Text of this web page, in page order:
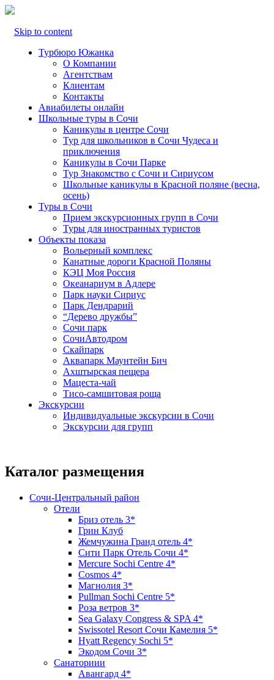
Skip to content
Турбюро Южанка
О Компании
Агентствам
Клиентам
Контакты
Авиабилеты онлайн
Школьные туры в Сочи
Каникулы в центре Сочи
Тур для школьников в Сочи Чудеса и
приключения
Каникулы в Сочи Парке
Тур Знакомство с Сочи и Сириусом
Школьные каникулы в Красной поляне (весна,
осень)
Туры в Сочи
Прием экскурсионных групп в Сочи
Туры для иностранных туристов
Объекты показа
Вольерный комплекс
Канатные дороги Красной Поляны
КЭЦ Моя Россия
Океанариум в Адлере
Парк науки Сириус
Парк Дендрарий
“Дерево дружбы”
Сочи парк
СочиАвтодром
Скайпарк
Аквапарк Маунтейн Бич
Ахштырская пещера
Мацеста-чай
Тисо-самшитовая роща
Экскурсии
Индивидуальные экскурсии в Сочи
Экскурсии для групп
Каталог размещения
Сочи-Центральный район
Отели
Бриз отель 3*
Грин Клуб
Жемчужина Гранд отель 4*
Сити Парк Отель Сочи 4*
Mercure Sochi Centre 4*
Cosmos 4*
Магнолия 3*
Pullman Sochi Сеntre 5*
Роза ветров 3*
Sea Galaxy Congress & SPA 4*
Swissotel Resort Сочи Камелия 5*
Hyatt Regency Sochi 5*
Экодом Сочи 3*
Санаториии
Авангард 4*